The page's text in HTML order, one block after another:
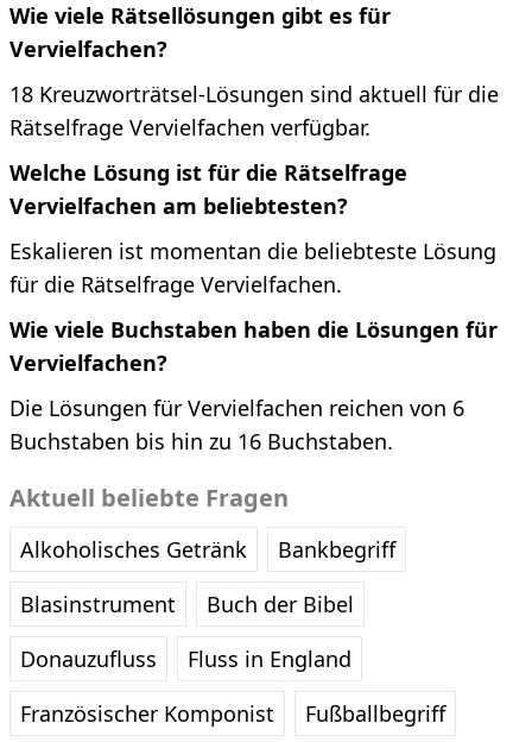
Wie viele Rätsellösungen gibt es für
Vervielfachen?
18 Kreuzworträtsel-Lösungen sind aktuell für die
Rätselfrage Vervielfachen verfügbar.
Welche Lösung ist für die Rätselfrage
Vervielfachen am beliebtesten?
Eskalieren ist momentan die beliebteste Lösung
für die Rätselfrage Vervielfachen.
Wie viele Buchstaben haben die Lösungen für
Vervielfachen?
Die Lösungen für Vervielfachen reichen von 6
Buchstaben bis hin zu 16 Buchstaben.
Aktuell beliebte Fragen
Alkoholisches Getränk
Bankbegriff
Blasinstrument
Buch der Bibel
Donauzufluss
Fluss in England
Französischer Komponist
Fußballbegriff